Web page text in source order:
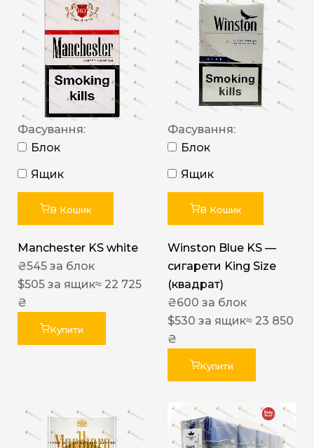
Фасування:
Блок
Ящик
В Кошик
Manchester KS white
₴545 за блок
$505 за ящик≈ 22 725
₴
Купити
Фасування:
Блок
Ящик
В Кошик
Winston Blue KS —
сигарети King Size
(квадрат)
₴600 за блок
$530 за ящик≈ 23 850
₴
Купити